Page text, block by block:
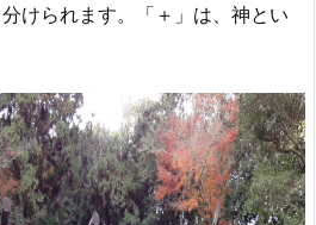
れます。「＋」は、神とい